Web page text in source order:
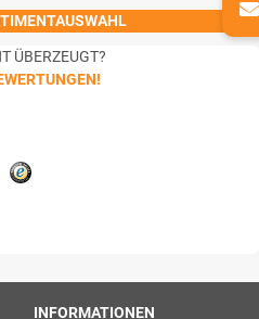
ÜBERZEUGT?
INFORMATIONEN